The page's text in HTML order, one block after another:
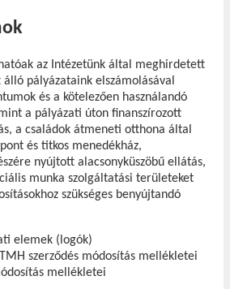
az Intézetünk által meghirdetett
pályázataink elszámolásával
és a kötelezően használandó
a pályázati úton finanszírozott
a családok átmeneti otthona által
és titkos menedékház,
nyújtott alacsonyküszöbű ellátás,
munka szolgáltatási területeket
szükséges benyújtandó
elemek (logók)
TMH szerződés módosítás mellékletei
mellékletei